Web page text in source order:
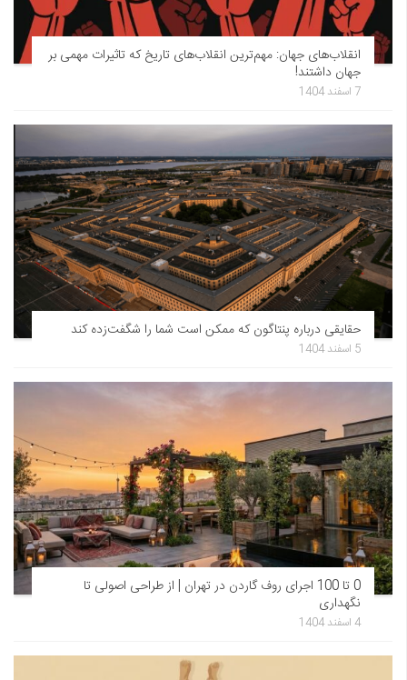
انقلاب‌های جهان: مهم‌ترین انقلاب‌های تاریخ که تاثیرات مهمی بر
جهان داشتند!
7 اسفند 1404
حقایقی درباره پنتاگون که ممکن است شما را شگفت‌زده کند
5 اسفند 1404
0 تا 100 اجرای روف گاردن در تهران | از طراحی اصولی تا
نگهداری
4 اسفند 1404